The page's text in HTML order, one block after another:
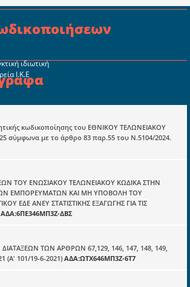
κωδικοποίησης του ΕΘΝΙΚΟΥ ΤΕΛΩΝΕΙΑΚΟΥ
σύμφωνα με το άρθρο 83 παρ.55 του Ν.5104/2024.
ΤΟΥ ΕΝΩΣΙΑΚΟΥ ΤΕΛΩΝΕΙΑΚΟΥ ΚΩΔΙΚΑ ΣΤΗΝ
ΕΜΠΟΡΕΥΜΑΤΩΝ ΚΑΙ ΜΗ ΥΠΟΒΟΛΗ ΤΟΥ
ΕΔΕ ΑΝΕΥ ΣΤΑΤΙΣΤΙΚΗΣ ΕΞΑΓΩΓΗΣ ΓΙΑ ΤΙΣ
ΑΔΑ:6ΠΕ346ΜΠ3Ζ-ΔΒΣ
ΤΩΝ ΑΡΘΡΩΝ 67,129, 146, 147, 148, 149,
(Α' 101/19-6-2021)ΑΔΑ:ΩΤΧ646ΜΠ3Ζ-6Τ7
ιδιωτική
Ι.Κ.Ε
προσπάθεια που
οντότητα και φιλοδοξεί να συμβάλλει